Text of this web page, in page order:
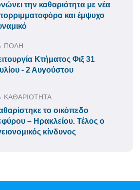
την καθαριότητα με νέα
και έμψυχο
ΠΟΛΗ
Κτήματος Φιξ 31
- 2 Αυγούστου
ΚΑΘΑΡΙΟΤΗΤΑ
το οικόπεδο
– Ηρακλείου. Τέλος ο
κίνδυνος